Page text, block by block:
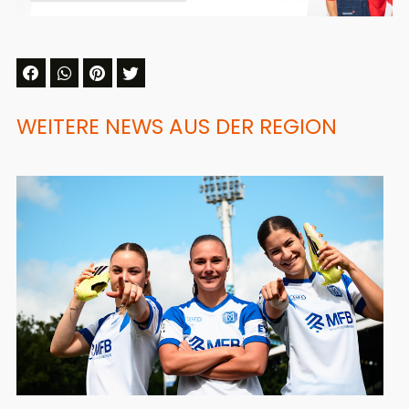
WEITERE NEWS AUS DER REGION